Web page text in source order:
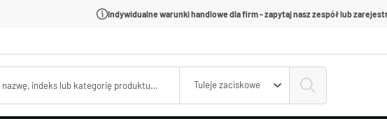
Indywidualne warunki handlowe dla firm - zapytaj nasz zespół lub
Tuleje zaciskowe